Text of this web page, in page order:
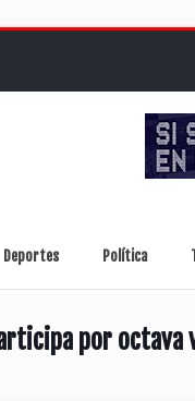
Deportes Política
por octava